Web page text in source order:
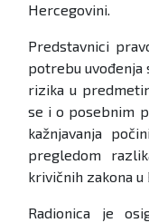
Hercegovini.
Predstavnici
potrebu
rizika u
se i o posebnim
kažnjavanja
pregledom
krivičnih zakona
Radionica je